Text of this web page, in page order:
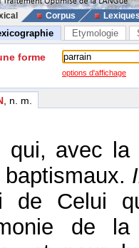
Corpus
Etymologie
forme
options d'affichage
, n. m.
qui, avec la
de Celui
de